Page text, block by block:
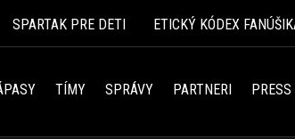
SPARTAK PRE DETI ETICKÝ KÓDEX
TÍMY SPRÁVY PARTNERI